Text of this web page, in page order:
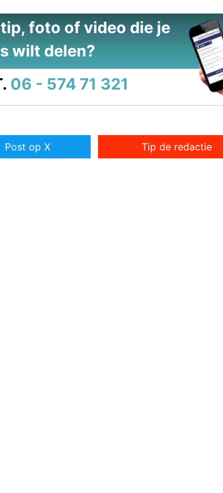
foto of video die je
wilt delen?
06 - 574 71 321
Post op X Tip de redactie